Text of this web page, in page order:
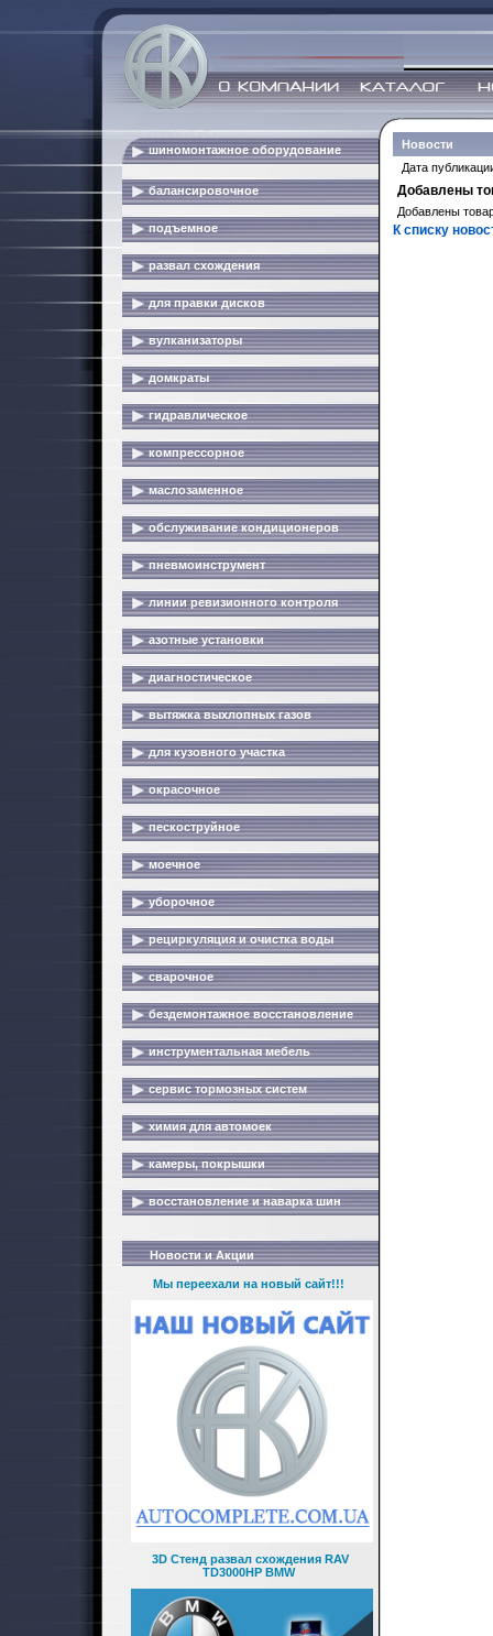
шиномонтажное оборудование
балансировочное
подъемное
развал схождения
для правки дисков
вулканизаторы
домкраты
гидравлическое
компрессорное
маслозаменное
обслуживание кондиционеров
пневмоинструмент
линии ревизионного контроля
азотные установки
диагностическое
вытяжка выхлопных газов
для кузовного участка
окрасочное
пескоструйное
моечное
уборочное
рециркуляция и очистка воды
сварочное
бездемонтажное восстановление
инструментальная мебель
сервис тормозных систем
химия для автомоек
камеры, покрышки
восстановление и наварка шин
Новости и Акции
Мы переехали на новый сайт!!!
3D Стенд развал схождения RAV
TD3000HP BMW
Новости
Дата
Добавлены
Добавлены
К списку